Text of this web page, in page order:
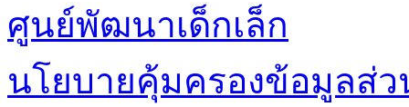
ศูนย์พัฒนาเด็กเล็ก
นโยบายคุ้มครองข้อมูลส่